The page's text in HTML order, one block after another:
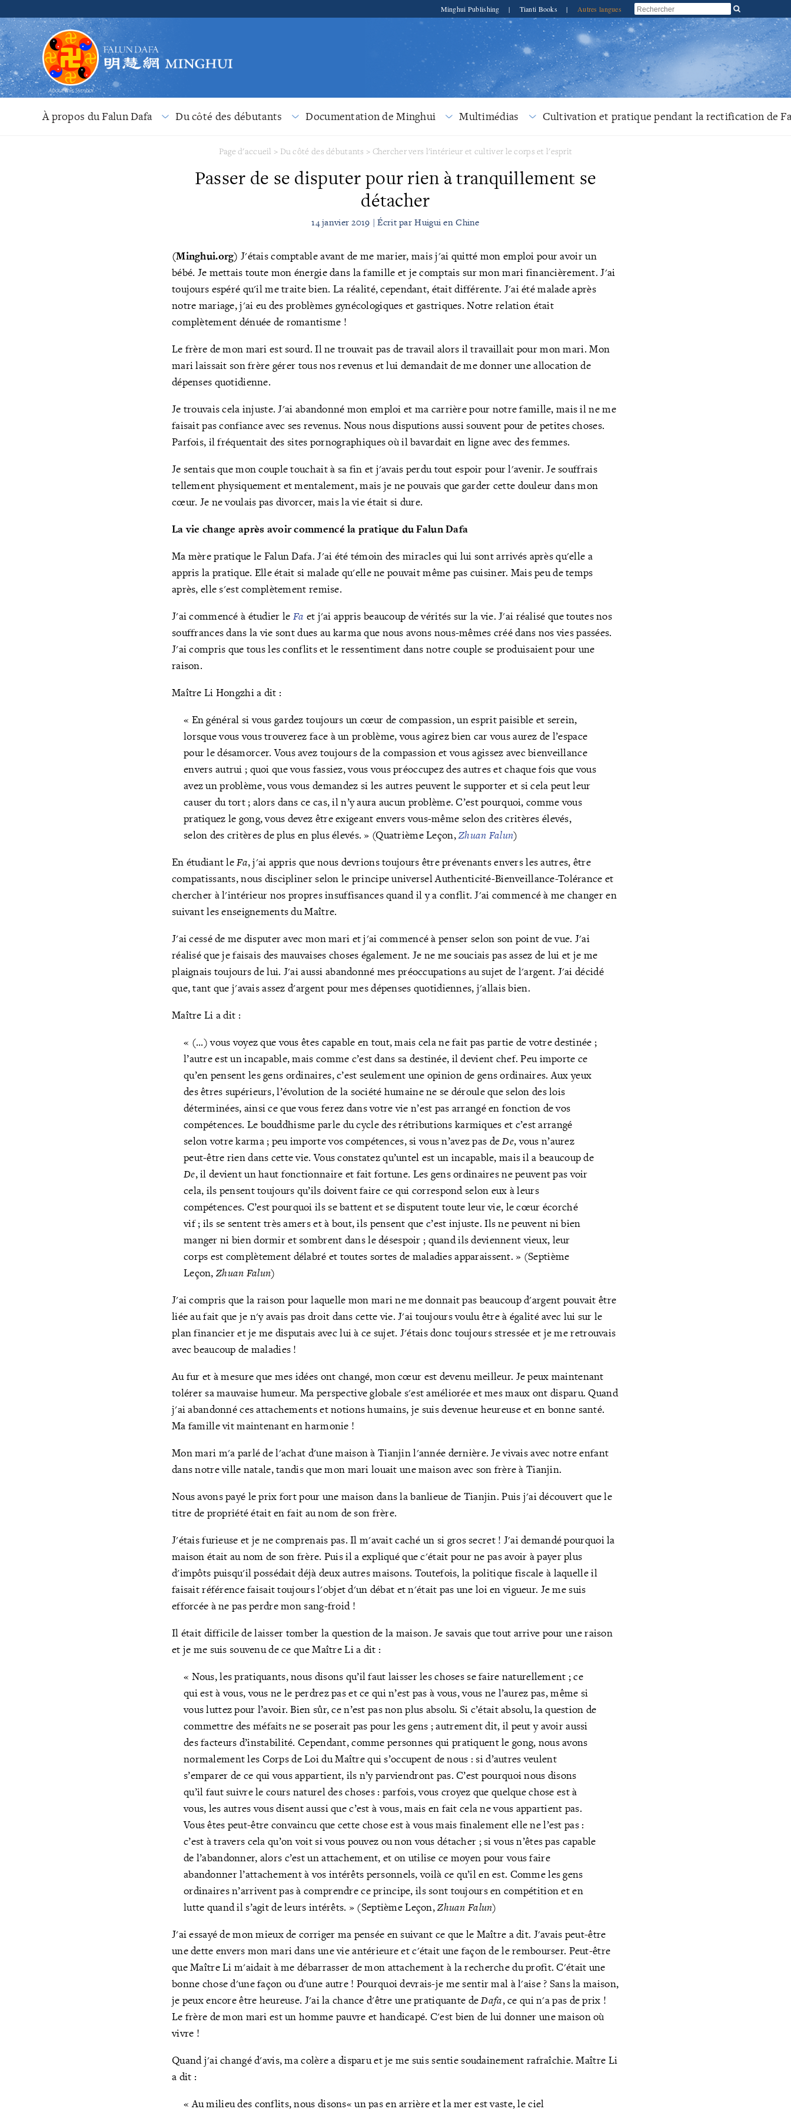
Minghui Publishing | Tianti Books | Autres langues
À propos du Falun Dafa Du côté des débutants Documentation de Minghui Multimédias Cultivation et pratique pendant la rectification de
Page d'accueil > Du côté des débutants > Chercher vers l'intérieur et cultiver le corps et l'esprit
Passer de se disputer pour rien à tranquillement se
détacher
14 janvier 2019 | Écrit par Huigui en Chine
(Minghui.org) J'étais comptable avant de me marier, mais j'ai quitté mon emploi pour avoir un
bébé. Je mettais toute mon énergie dans la famille et je comptais sur mon mari financièrement. J'ai
toujours espéré qu'il me traite bien. La réalité, cependant, était différente. J'ai été malade après
notre mariage, j'ai eu des problèmes gynécologiques et gastriques. Notre relation était
complètement dénuée de romantisme !
Le frère de mon mari est sourd. Il ne trouvait pas de travail alors il travaillait pour mon mari. Mon
mari laissait son frère gérer tous nos revenus et lui demandait de me donner une allocation de
dépenses quotidienne.
Je trouvais cela injuste. J'ai abandonné mon emploi et ma carrière pour notre famille, mais il ne me
faisait pas confiance avec ses revenus. Nous nous disputions aussi souvent pour de petites choses.
Parfois, il fréquentait des sites pornographiques où il bavardait en ligne avec des femmes.
Je sentais que mon couple touchait à sa fin et j'avais perdu tout espoir pour l'avenir. Je souffrais
tellement physiquement et mentalement, mais je ne pouvais que garder cette douleur dans mon
cœur. Je ne voulais pas divorcer, mais la vie était si dure.
La vie change après avoir commencé la pratique du Falun Dafa
Ma mère pratique le Falun Dafa. J'ai été témoin des miracles qui lui sont arrivés après qu'elle a
appris la pratique. Elle était si malade qu'elle ne pouvait même pas cuisiner. Mais peu de temps
après, elle s'est complètement remise.
J'ai commencé à étudier le Fa et j'ai appris beaucoup de vérités sur la vie. J'ai réalisé que toutes nos
souffrances dans la vie sont dues au karma que nous avons nous-mêmes créé dans nos vies passées.
J'ai compris que tous les conflits et le ressentiment dans notre couple se produisaient pour une
raison.
Maître Li Hongzhi a dit :
« En général si vous gardez toujours un cœur de compassion, un esprit paisible et serein,
lorsque vous vous trouverez face à un problème, vous agirez bien car vous aurez de l’espace
pour le désamorcer. Vous avez toujours de la compassion et vous agissez avec bienveillance
envers autrui ; quoi que vous fassiez, vous vous préoccupez des autres et chaque fois que vous
avez un problème, vous vous demandez si les autres peuvent le supporter et si cela peut leur
causer du tort ; alors dans ce cas, il n’y aura aucun problème. C’est pourquoi, comme vous
pratiquez le gong, vous devez être exigeant envers vous-même selon des critères élevés,
selon des critères de plus en plus élevés. » (Quatrième Leçon,Zhuan Falun)
En étudiant leFa, j'ai appris que nous devrions toujours être prévenants envers les autres, être
compatissants, nous discipliner selon le principe universel Authenticité-Bienveillance-Tolérance et
chercher à l'intérieur nos propres insuffisances quand il y a conflit. J'ai commencé à me changer en
suivant les enseignements du Maître.
J'ai cessé de me disputer avec mon mari et j'ai commencé à penser selon son point de vue. J'ai
réalisé que je faisais des mauvaises choses également. Je ne me souciais pas assez de lui et je me
plaignais toujours de lui. J'ai aussi abandonné mes préoccupations au sujet de l'argent. J'ai décidé
que, tant que j'avais assez d'argent pour mes dépenses quotidiennes, j'allais bien.
Maître Li a dit :
« (...) vous voyez que vous êtes capable en tout, mais cela ne fait pas partie de votre destinée ;
l’autre est un incapable, mais comme c’est dans sa destinée, il devient chef. Peu importe ce
qu’en pensent les gens ordinaires, c’est seulement une opinion de gens ordinaires. Aux yeux
des êtres supérieurs, l’évolution de la société humaine ne se déroule que selon des lois
déterminées, ainsi ce que vous ferez dans votre vie n’est pas arrangé en fonction de vos
compétences. Le bouddhisme parle du cycle des rétributions karmiques et c’est arrangé
selon votre karma ; peu importe vos compétences, si vous n’avez pas deDe, vous n’aurez
peut-être rien dans cette vie. Vous constatez qu’untel est un incapable, mais il a beaucoup de
De, il devient un haut fonctionnaire et fait fortune. Les gens ordinaires ne peuvent pas voir
cela, ils pensent toujours qu’ils doivent faire ce qui correspond selon eux à leurs
compétences. C’est pourquoi ils se battent et se disputent toute leur vie, le cœur écorché
vif ; ils se sentent très amers et à bout, ils pensent que c’est injuste. Ils ne peuvent ni bien
manger ni bien dormir et sombrent dans le désespoir ; quand ils deviennent vieux, leur
corps est complètement délabré et toutes sortes de maladies apparaissent. » (Septième
Leçon,Zhuan Falun)
J'ai compris que la raison pour laquelle mon mari ne me donnait pas beaucoup d'argent pouvait être
liée au fait que je n'y avais pas droit dans cette vie. J'ai toujours voulu être à égalité avec lui sur le
plan financier et je me disputais avec lui à ce sujet. J'étais donc toujours stressée et je me retrouvais
avec beaucoup de maladies !
Au fur et à mesure que mes idées ont changé, mon cœur est devenu meilleur. Je peux maintenant
tolérer sa mauvaise humeur. Ma perspective globale s'est améliorée et mes maux ont disparu. Quand
j'ai abandonné ces attachements et notions humains, je suis devenue heureuse et en bonne santé.
Ma famille vit maintenant en harmonie !
Mon mari m'a parlé de l'achat d'une maison à Tianjin l'année dernière. Je vivais avec notre enfant
dans notre ville natale, tandis que mon mari louait une maison avec son frère à Tianjin.
Nous avons payé le prix fort pour une maison dans la banlieue de Tianjin. Puis j'ai découvert que le
titre de propriété était en fait au nom de son frère.
J'étais furieuse et je ne comprenais pas. Il m'avait caché un si gros secret ! J'ai demandé pourquoi la
maison était au nom de son frère. Puis il a expliqué que c'était pour ne pas avoir à payer plus
d'impôts puisqu'il possédait déjà deux autres maisons. Toutefois, la politique fiscale à laquelle il
faisait référence faisait toujours l'objet d'un débat et n'était pas une loi en vigueur. Je me suis
efforcée à ne pas perdre mon sang-froid !
Il était difficile de laisser tomber la question de la maison. Je savais que tout arrive pour une raison
et je me suis souvenu de ce que Maître Li a dit :
« Nous, les pratiquants, nous disons qu’il faut laisser les choses se faire naturellement ; ce
qui est à vous, vous ne le perdrez pas et ce qui n’est pas à vous, vous ne l’aurez pas, même si
vous luttez pour l’avoir. Bien sûr, ce n’est pas non plus absolu. Si c’était absolu, la question de
commettre des méfaits ne se poserait pas pour les gens ; autrement dit, il peut y avoir aussi
des facteurs d’instabilité. Cependant, comme personnes qui pratiquent le gong, nous avons
normalement les Corps de Loi du Maître qui s’occupent de nous : si d’autres veulent
s’emparer de ce qui vous appartient, ils n’y parviendront pas. C’est pourquoi nous disons
qu’il faut suivre le cours naturel des choses : parfois, vous croyez que quelque chose est à
vous, les autres vous disent aussi que c’est à vous, mais en fait cela ne vous appartient pas.
Vous êtes peut-être convaincu que cette chose est à vous mais finalement elle ne l’est pas :
c’est à travers cela qu’on voit si vous pouvez ou non vous détacher ; si vous n’êtes pas capable
de l’abandonner, alors c’est un attachement, et on utilise ce moyen pour vous faire
abandonner l’attachement à vos intérêts personnels, voilà ce qu’il en est. Comme les gens
ordinaires n’arrivent pas à comprendre ce principe, ils sont toujours en compétition et en
lutte quand il s’agit de leurs intérêts. » (Septième Leçon,Zhuan Falun)
J'ai essayé de mon mieux de corriger ma pensée en suivant ce que le Maître a dit. J'avais peut-être
une dette envers mon mari dans une vie antérieure et c'était une façon de le rembourser. Peut-être
que Maître Li m'aidait à me débarrasser de mon attachement à la recherche du profit. C'était une
bonne chose d'une façon ou d'une autre ! Pourquoi devrais-je me sentir mal à l'aise ? Sans la maison,
je peux encore être heureuse. J'ai la chance d'être une pratiquante deDafa, ce qui n'a pas de prix !
Le frère de mon mari est un homme pauvre et handicapé. C'est bien de lui donner une maison où
vivre !
Quand j'ai changé d'avis, ma colère a disparu et je me suis sentie soudainement rafraîchie. Maître Li
a dit :
« Au milieu des conflits, nous disons« un pas en arrière et la mer est vaste, le ciel